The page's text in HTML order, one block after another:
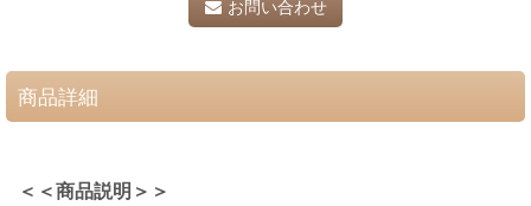
お問い合わせ
商品詳細
＜＜商品説明＞＞